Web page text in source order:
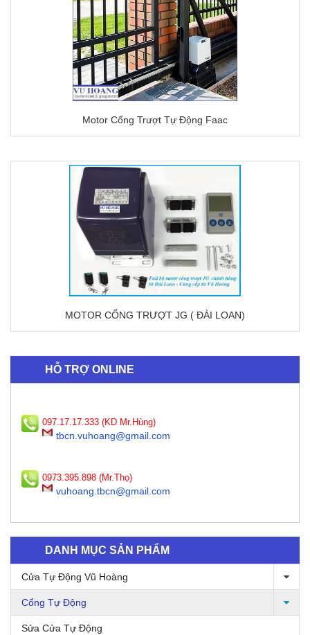
HỖ TRỢ ONLINE
097.17.17.333 (KD Mr.Hùng)
tbcn.vuhoang@gmail.com
0973.395.898 (Mr.Thọ)
vuhoang.tbcn@gmail.com
DANH MỤC SẢN PHẨM
Cửa Tự Động Vũ Hoàng
Cổng Tự Động
Sửa Cửa Tự Động
Motor Cổng Trượt Tự Động Faac
MOTOR CỔNG TRƯỢT JG ( ĐÀI LOAN)